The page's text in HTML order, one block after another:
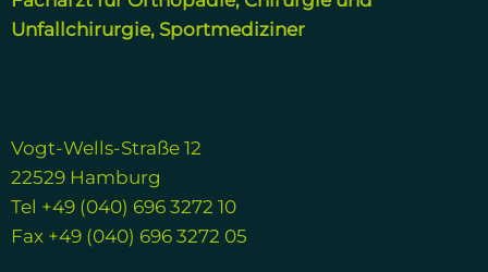
Unfallchirurgie, Sportmediziner
Vogt-Wells-Straße 12
22529 Hamburg
Tel +49 (040) 696 3272 10
Fax +49 (040) 696 3272 05